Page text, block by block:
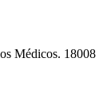
Médicos. 18008